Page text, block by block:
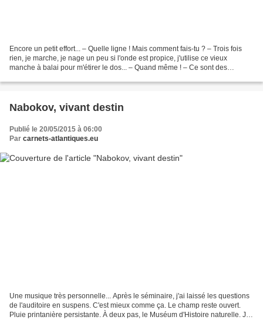
Encore un petit effort... – Quelle ligne ! Mais comment fais-tu ? – Trois fois
rien, je marche, je nage un peu si l'onde est propice, j'utilise ce vieux
manche à balai pour m'étirer le dos... – Quand même ! – Ce sont des
Nabokov, vivant destin
Publié le 20/05/2015 à 06:00
Par carnets-atlantiques.eu
Une musique très personnelle... Après le séminaire, j'ai laissé les questions
de l'auditoire en suspens. C'est mieux comme ça. Le champ reste ouvert.
Pluie printanière persistante. À deux pas, le Muséum d'Histoire naturelle. Je